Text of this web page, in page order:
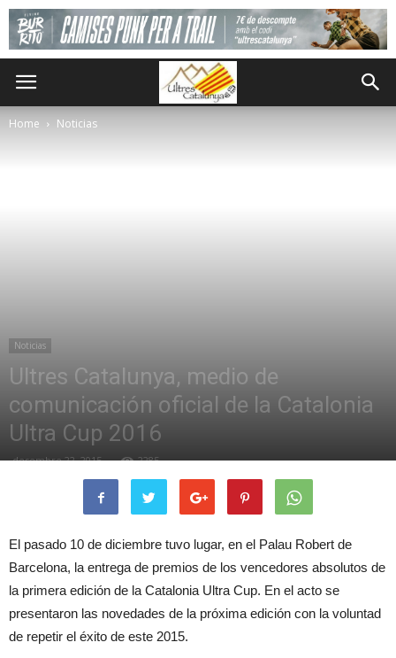
Home Noticias
Noticias
Ultres Catalunya, medio de
comunicación oficial de la Catalonia
Ultra Cup 2016
desembre 22, 2015 2285
El pasado 10 de diciembre tuvo lugar, en el Palau Robert de
Barcelona, la entrega de premios de los vencedores absolutos de
la primera edición de la Catalonia Ultra Cup. En el acto se
presentaron las novedades de la próxima edición con la voluntad
de repetir el éxito de este 2015.